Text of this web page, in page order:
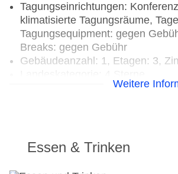
Tagungseinrichtungen:
klimatisierte Tagungsräume,
Tagungsequipment: gegen
Breaks: gegen Gebühr
Gebäudeanzahl: 1, Etagen: 3,
Weitere
Essen & Trinken